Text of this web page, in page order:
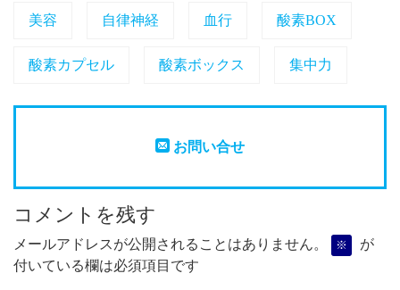
美容 自律神経 血行 酸素BOX
酸素カプセル 酸素ボックス 集中力
お問い合せ
コメントを残す
メールアドレスが公開されることはありません。 ※
が
付いている欄は必須項目です